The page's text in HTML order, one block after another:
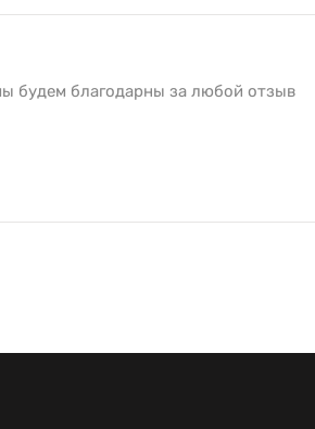
будем благодарны за любой отзыв